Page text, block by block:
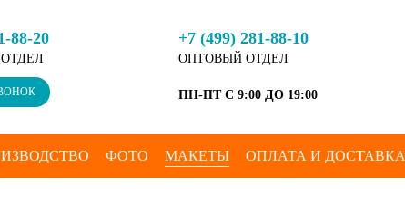
88-20 +7 (499) 281-88-10
ОПТОВЫЙ ОТДЕЛ
ПН-ПТ С 9:00 ДО 19:00
ФОТО МАКЕТЫ ОПЛАТА И ДОСТАВКА